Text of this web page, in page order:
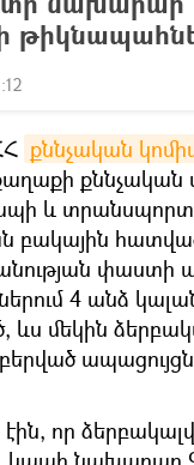
քննչական
քննչական
և
բակային
փաստի
4 անձ
մեկին
էին, որ